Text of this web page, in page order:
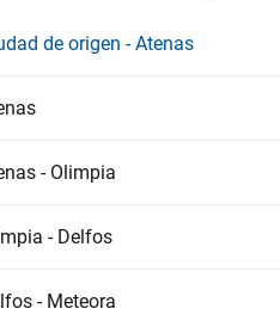
de origen - Atenas
- Olimpia
- Delfos
- Meteora